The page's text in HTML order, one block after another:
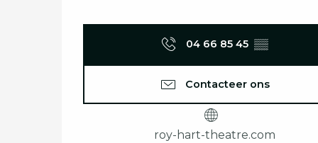
04 66 85 45 ▒▒
Contacteer ons
roy-hart-theatre.com